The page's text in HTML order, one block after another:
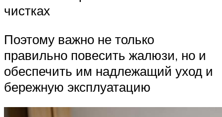
чистках
Поэтому важно не только
правильно повесить жалюзи, но и
обеспечить им надлежащий уход и
бережную эксплуатацию